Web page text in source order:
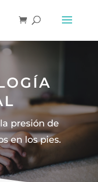
presión de
en los pies.